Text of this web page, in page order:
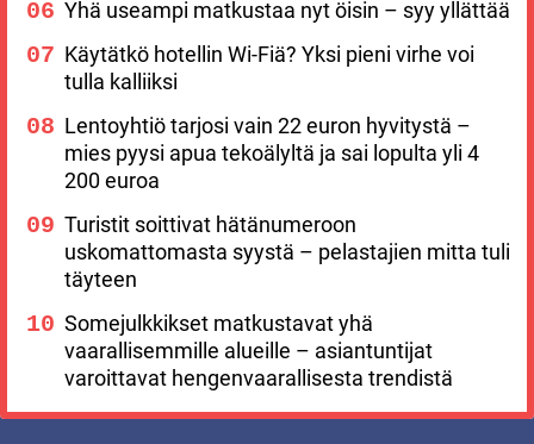
Yhä useampi matkustaa nyt öisin – syy yllättää
Käytätkö hotellin Wi-Fiä? Yksi pieni virhe voi
tulla kalliiksi
Lentoyhtiö tarjosi vain 22 euron hyvitystä –
mies pyysi apua tekoälyltä ja sai lopulta yli 4
200 euroa
Turistit soittivat hätänumeroon
uskomattomasta syystä – pelastajien mitta tuli
täyteen
Somejulkkikset matkustavat yhä
vaarallisemmille alueille – asiantuntijat
varoittavat hengenvaarallisesta trendistä